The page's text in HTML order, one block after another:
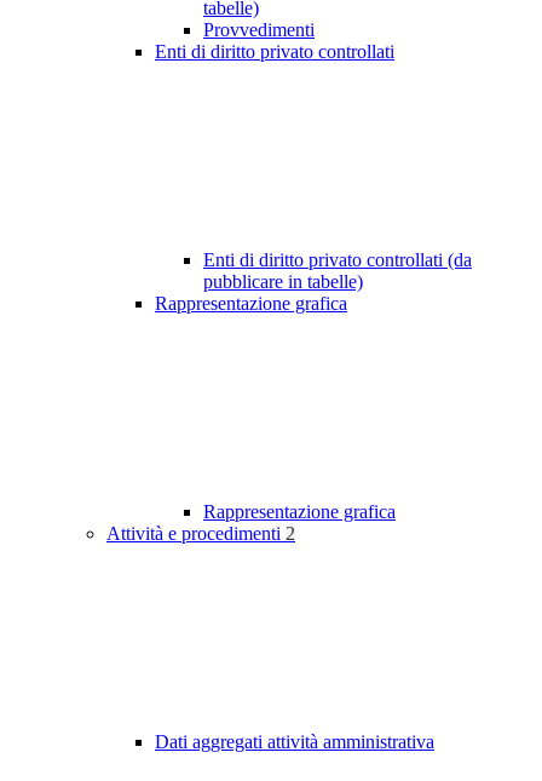
tabelle)
Provvedimenti
Enti di diritto privato controllati
Enti di diritto privato controllati (da
pubblicare in tabelle)
Rappresentazione grafica
Rappresentazione grafica
Attività e procedimenti 2
Dati aggregati attività amministrativa